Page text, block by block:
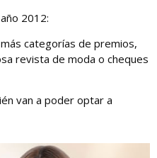
2012:
categorías de premios,
revista de moda o cheques
van a poder optar a